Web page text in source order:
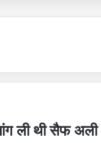
ली थी सैफ अली